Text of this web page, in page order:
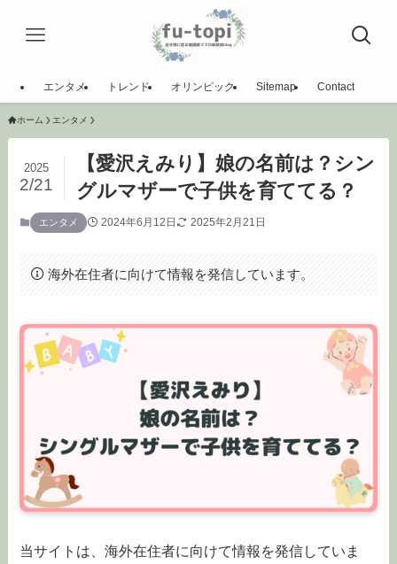
エンタメ トレンド オリンピック Sitemap Contact
ホーム エンタメ
【愛沢えみり】娘の名前は？シン
グルマザーで子供を育ててる？
2025
2/21
エンタメ 2024年6月12日 2025年2月21日
海外在住者に向けて情報を発信しています。
当サイトは、海外在住者に向けて情報を発信していま